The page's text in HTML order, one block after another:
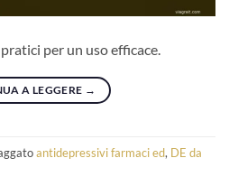
per un uso efficace.
A LEGGERE →
antidepressivi farmaci ed, DE da